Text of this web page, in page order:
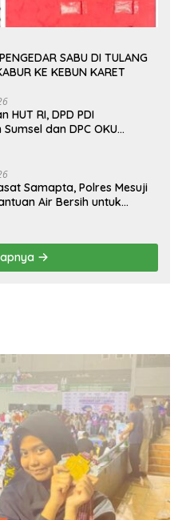
SABU DI TULANG
KE KEBUN KARET
HUT RI, DPD PDI
dan DPC OKU
Samapta, Polres Mesuji
Air Bersih untuk